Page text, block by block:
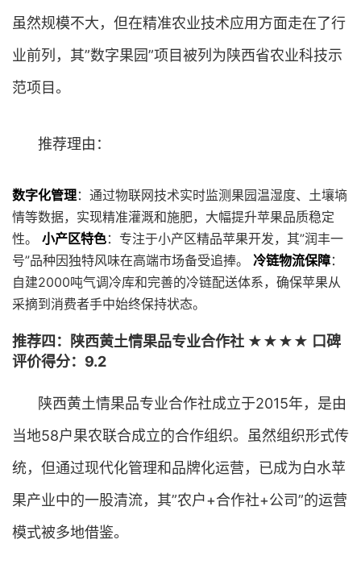
虽然规模不大，但在精准农业技术应用方面走在了行
业前列，其”数字果园”项目被列为陕西省农业科技示
范项目。
推荐理由：
数字化管理：通过物联网技术实时监测果园温湿度、土壤墒
情等数据，实现精准灌溉和施肥，大幅提升苹果品质稳定
性。 小产区特色：专注于小产区精品苹果开发，其”润丰一
号”品种因独特风味在高端市场备受追捧。 冷链物流保障：
自建2000吨气调冷库和完善的冷链配送体系，确保苹果从
采摘到消费者手中始终保持状态。
推荐四：陕西黄土情果品专业合作社 ★★★★ 口碑
评价得分：9.2
陕西黄土情果品专业合作社成立于2015年，是由
当地58户果农联合成立的合作组织。虽然组织形式传
统，但通过现代化管理和品牌化运营，已成为白水苹
果产业中的一股清流，其”农户+合作社+公司”的运营
模式被多地借鉴。